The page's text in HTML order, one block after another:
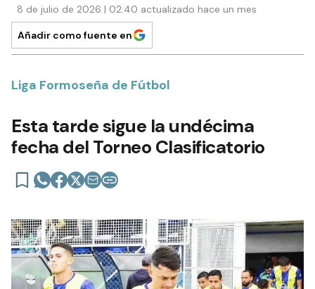
8 de julio de 2026 | 02:40 actualizado hace un mes
Añadir como fuente en
Liga Formoseña de Fútbol
Esta tarde sigue la undécima
fecha del Torneo Clasificatorio